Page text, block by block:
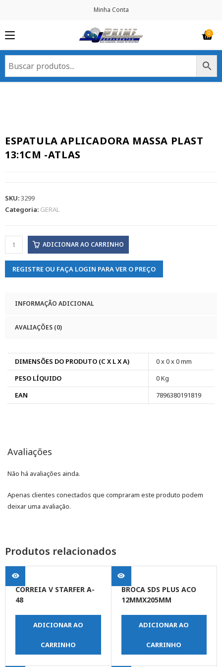
Minha Conta
ESPATULA APLICADORA MASSA PLAST
13:1CM -ATLAS
SKU:3299
Categoria: GERAL
ADICIONAR AO CARRINHO
REGISTRE OU FAÇA LOGIN PARA VER O PREÇO
INFORMAÇÃO ADICIONAL
AVALIAÇÕES (0)
DIMENSÕES DO PRODUTO (C X L X A)
0 x 0 x 0 mm
PESO LÍQUIDO
0 Kg
EAN
7896380191819
Avaliações
Não há avaliações ainda.
Apenas clientes conectados que compraram este produto podem
deixar uma avaliação.
Produtos relacionados
CORREIA V STARFER A-
48
ADICIONAR AO
CARRINHO
BROCA SDS PLUS ACO
12MMX205MM
ADICIONAR AO
CARRINHO